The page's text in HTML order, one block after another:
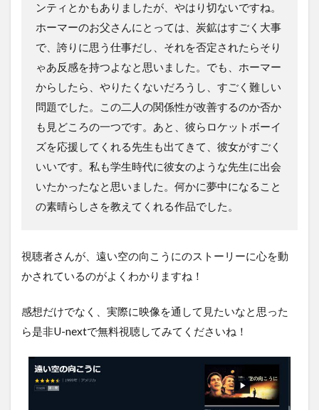
ンティとかもありましたが、やはり切ないですね。
ホーマーのお父さんにとっては、炭鉱はすごく大事
で、誇りに思う仕事だし、それを否定されたらそり
ゃあ反感を持つよなと思いました。でも、ホーマー
からしたら、やりたくないだろうし、すごく難しい
問題でした。この二人の関係性が改善するのか否か
も見どころの一つです。あと、彼らロケットボーイ
ズを応援してくれる先生も出てきて、彼女がすごく
いいです。私も学生時代に彼女のような先生に出会
いたかったなと思いました。何かに夢中になること
の素晴らしさを教えてくれる作品でした。
視聴者さんが、遠い空の向こうにのストーリーに心を動
かされているのがよくわかりますね！
感想だけでなく、実際に映像を通して見たいなと思った
ら是非U-nextで無料視聴してみてくださいね！